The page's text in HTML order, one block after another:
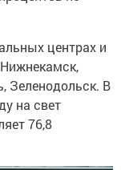
центрах и
Зеленодольск. В
на свет
76,8